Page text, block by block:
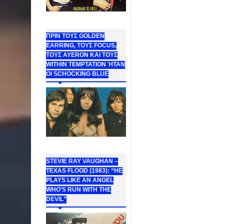
ΠΡΙΝ ΤΟΥΣ GOLDEN
EARRING, ΤΟΥΣ FOCUS,
ΤΟΥΣ ΑΥΕROΝ ΚΑΙ ΤΟΥΣ
WITHIN TEMPTATION ΉΤΑΝ
ΟΙ SCHOCKING BLUE
STEVIE RAY VAUGHAN –
TEXAS FLOOD (1983): “HE
PLAYS LIKE AN ANGEL
WHO’S RUN WITH THE
DEVIL”